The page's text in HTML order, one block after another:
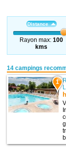
Distance
Rayon max:100
kms
14 campings
1